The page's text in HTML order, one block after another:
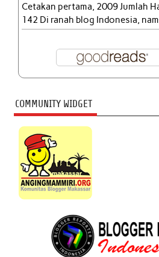
Cetakan pertama, 2009 Jumlah
142 Di ranah blog Indonesia,
COMMUNITY WIDGET